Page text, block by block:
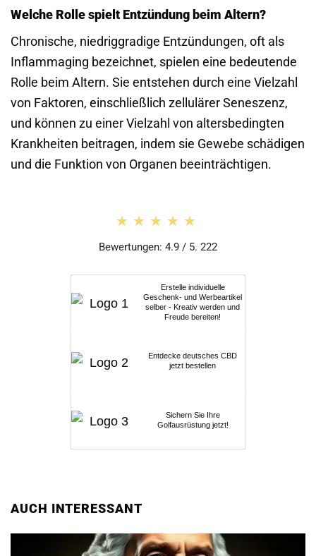
Welche Rolle spielt Entzündung beim Altern?
Chronische, niedriggradige Entzündungen, oft als
Inflammaging bezeichnet, spielen eine bedeutende
Rolle beim Altern. Sie entstehen durch eine Vielzahl
von Faktoren, einschließlich zellulärer Seneszenz,
und können zu einer Vielzahl von altersbedingten
Krankheiten beitragen, indem sie Gewebe schädigen
und die Funktion von Organen beeinträchtigen.
★★★★★
★★★★★
Bewertungen: 4.9 / 5. 222
Erstelle individuelle
Geschenk- und Werbeartikel
selber - Kreativ werden und
Freude bereiten!
Entdecke deutsches CBD
jetzt bestellen
Sichern Sie Ihre
Golfausrüstung jetzt!
AUCH INTERESSANT